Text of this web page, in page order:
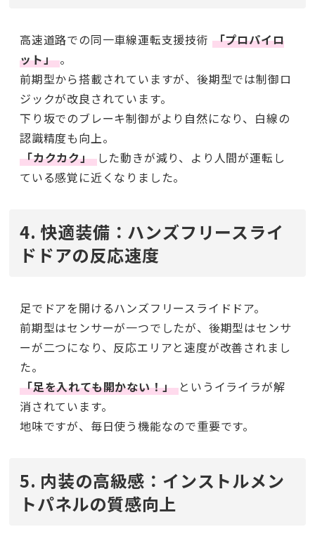
高速道路での同一車線運転支援技術 「プロパイロ
ット」。
前期型から搭載されていますが、後期型では制御ロ
ジックが改良されています。
下り坂でのブレーキ制御がより自然になり、白線の
認識精度も向上。
「カクカク」した動きが減り、より人間が運転し
ている感覚に近くなりました。
4. 快適装備：ハンズフリースライ
ドドアの反応速度
足でドアを開けるハンズフリースライドドア。
前期型はセンサーが一つでしたが、後期型はセンサ
ーが二つになり、反応エリアと速度が改善されまし
た。
「足を入れても開かない！」というイライラが解
消されています。
地味ですが、毎日使う機能なので重要です。
5. 内装の高級感：インストルメン
トパネルの質感向上